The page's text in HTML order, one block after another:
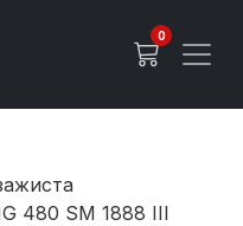
0
480 SM 1888 III